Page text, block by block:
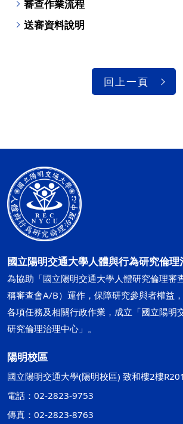
審查作業流程
送審資料說明
回上一頁
國立陽明交通大學人體與行為研究倫理
為協助「國立陽明交通大學人體研究倫理審
稱審查會A/B）運作，保障研究參與者權益
各項任務及相關行政作業，成立「國立陽明
研究倫理治理中心」。
陽明校區
國立陽明交通大學(陽明校區) 致和樓2樓R201
電話：02-2823-9753
傳真：02-2823-8763